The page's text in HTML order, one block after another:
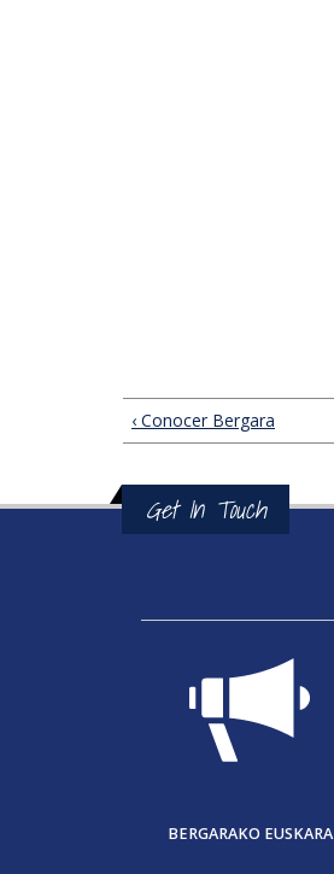
‹ Conocer Bergara
Get In Touch
BERGARAKO EUSKARA